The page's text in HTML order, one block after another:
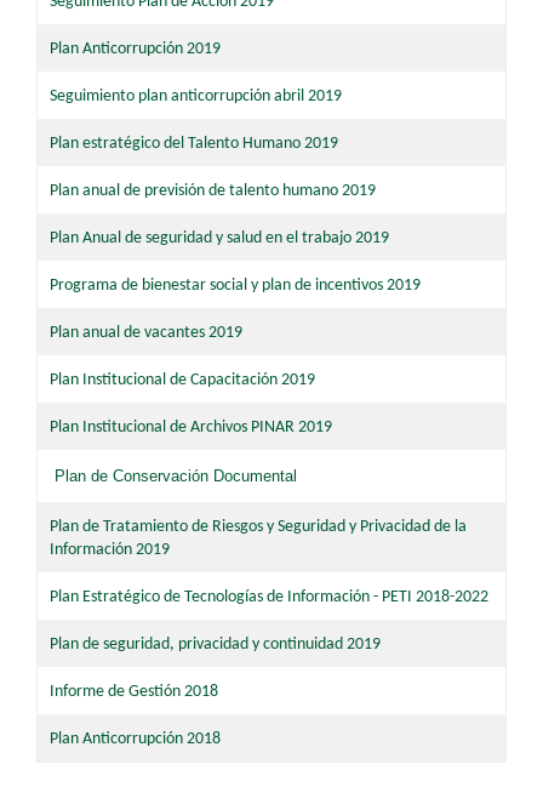
Plan Anticorrupción 2019
Seguimiento plan anticorrupción abril 2019
Plan estratégico del Talento Humano 2019
Plan anual de previsión de talento humano 2019
Plan Anual de seguridad y salud en el trabajo 2019
Programa de bienestar social y plan de incentivos 2019
Plan anual de vacantes 2019
Plan Institucional de Capacitación 2019
Plan Institucional de Archivos PINAR 2019
Plan de Conservación Documental
Plan de Tratamiento de Riesgos y Seguridad y Privacidad de la
Información 2019
Plan Estratégico de Tecnologías de Información - PETI 2018-2022
Plan de seguridad, privacidad y continuidad 2019
Informe de Gestión 2018
Plan Anticorrupción 2018